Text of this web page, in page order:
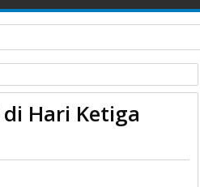
di Poltekes
Hari Ketiga